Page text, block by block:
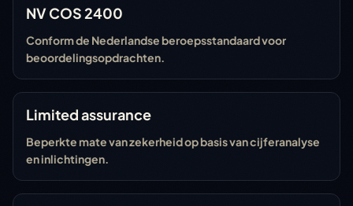
NV COS 2400
Conform de Nederlandse beroepsstandaard voor
beoordelingsopdrachten.
Limited assurance
Beperkte mate van zekerheid op basis van cijferanalyse
en inlichtingen.